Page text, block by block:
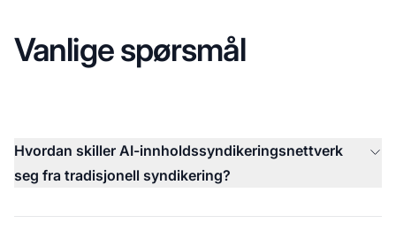
Vanlige spørsmål
Hvordan skiller AI-innholdssyndikeringsnettverk
seg fra tradisjonell syndikering?